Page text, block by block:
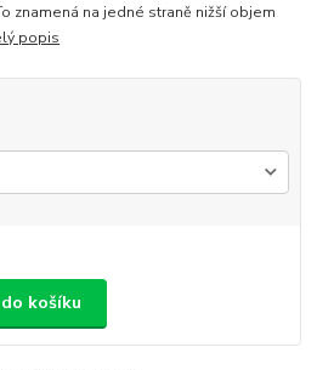
znamená na jedné straně nižší objem
popis
košíku